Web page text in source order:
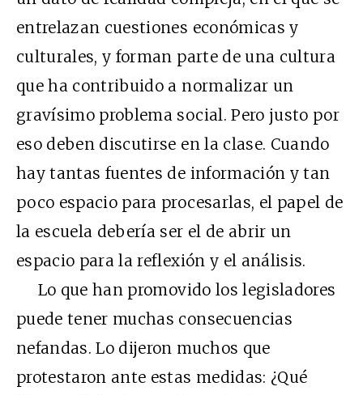
entrelazan cuestiones económicas y
culturales, y forman parte de una cultura
que ha contribuido a normalizar un
gravísimo problema social. Pero justo por
eso deben discutirse en la clase. Cuando
hay tantas fuentes de información y tan
poco espacio para procesarlas, el papel de
la escuela debería ser el de abrir un
espacio para la reflexión y el análisis.
Lo que han promovido los legisladores
puede tener muchas consecuencias
nefandas. Lo dijeron muchos que
protestaron ante estas medidas: ¿Qué